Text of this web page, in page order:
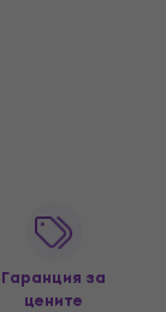
Гаранция за
цените